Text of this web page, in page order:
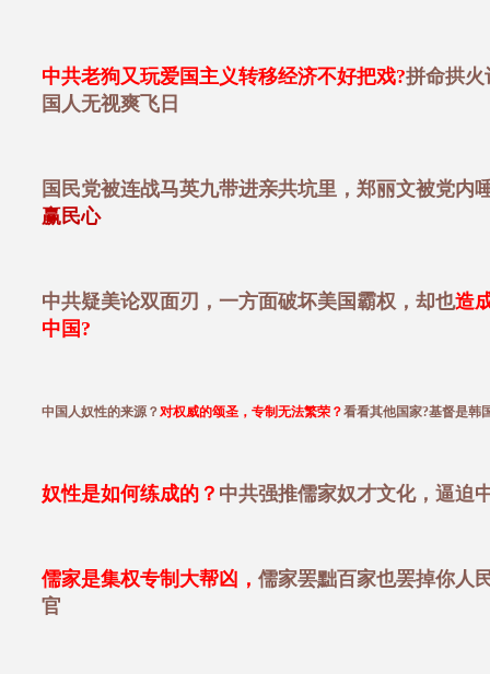
中共老狗又玩爱国主义转移经济不好把戏?拼命拱火
国人无视爽飞日
国民党被连战马英九带进亲共坑里，郑丽文被党内
赢民心
中共疑美论双面刃，一方面破坏美国霸权，却也造
中国?
中国人奴性的来源？对权威的颂圣，专制无法繁荣？看看其他国家?基督是韩
奴性是如何练成的？ 中共强推儒家奴才文化，逼迫
儒家是集权专制大帮凶， 儒家罢黜百家也罢掉你人
官